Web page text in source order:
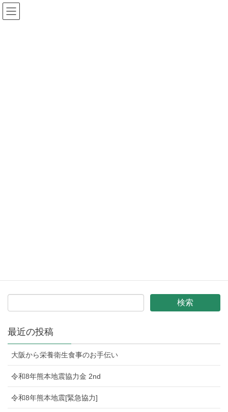
Warning
最近の投稿
大阪から栄養衛生食事のお手伝い
令和8年熊本地震協力金 2nd
令和8年熊本地震[緊急協力]